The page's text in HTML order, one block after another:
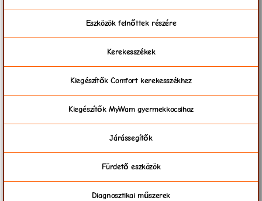
Eszközök felnőttek részére
Kerekesszékek
Kiegészítők Comfort kerekesszékhez
Kiegészítők MyWam gyermekkocsihoz
Járássegítők
Fürdető eszközök
Diagnosztikai műszerek